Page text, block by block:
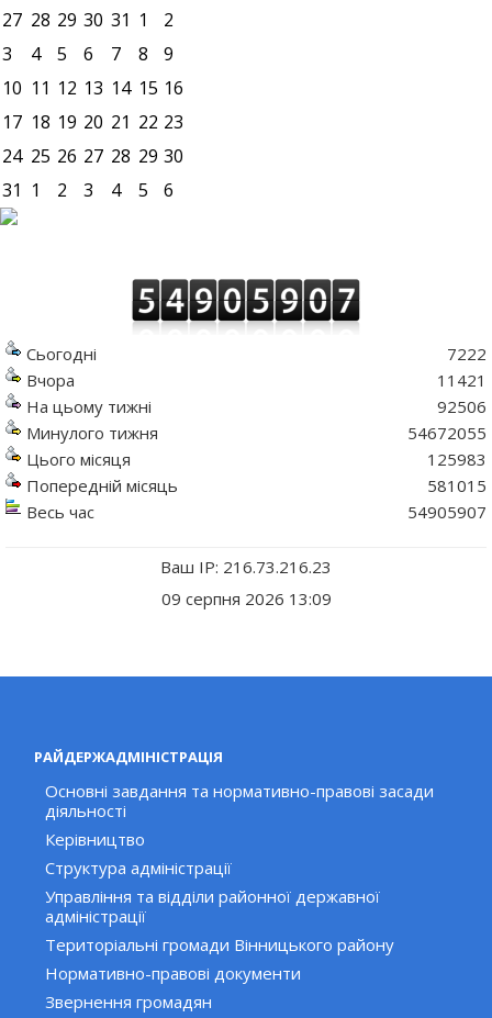
27 28 29 30 31 1
2
3
4 5 6 7 8
9
10 11 12 13 14 15 16
17 18 19 20 21 22 23
24 25 26 27 28 29 30
31 1 2 3 4 5 6
Сьогодні
Вчора
На цьому тижні
Минулого тижня
Цього місяця
Попередній місяць
Весь час
7222
11421
92506
54672055
125983
581015
54905907
Ваш IP: 216.73.216.23
09 серпня 2026 13:09
РАЙДЕРЖАДМІНІСТРАЦІЯ
Основні завдання та нормативно-правові засади
діяльності
Керівництво
Структура адміністрації
Управління та відділи районної державної
адміністрації
Територіальні громади Вінницького району
Нормативно-правові документи
Звернення громадян